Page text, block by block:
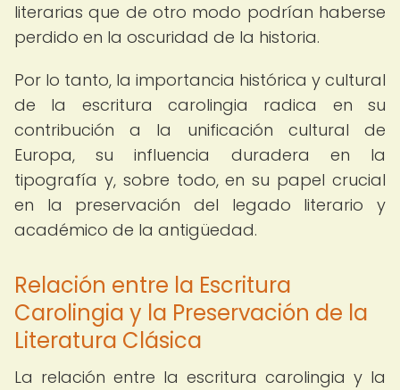
literarias que de otro modo podrían haberse
perdido en la oscuridad de la historia.
Por lo tanto, la importancia histórica y cultural
de la escritura carolingia radica en su
contribución a la unificación cultural de
Europa, su influencia duradera en la
tipografía y, sobre todo, en su papel crucial
en la preservación del legado literario y
académico de la antigüedad.
Relación entre la Escritura
Carolingia y la Preservación de la
Literatura Clásica
La relación entre la escritura carolingia y la